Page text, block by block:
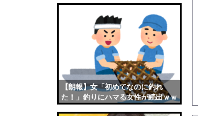
【朗報】女「初めてなのに釣れ
た！」釣りにハマる女性が続出ｗｗ